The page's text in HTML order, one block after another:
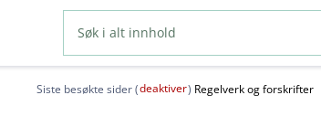
Siste besøkte sider (deaktiver) Regelverk og forskrifter